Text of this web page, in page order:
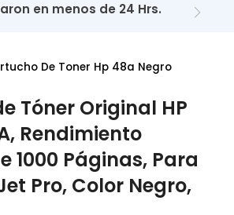
Milreseñas con4.8
De Toner Hp 48a Negro
Tóner Original HP
Rendimiento
1000 Páginas, Para
Pro, Color Negro,